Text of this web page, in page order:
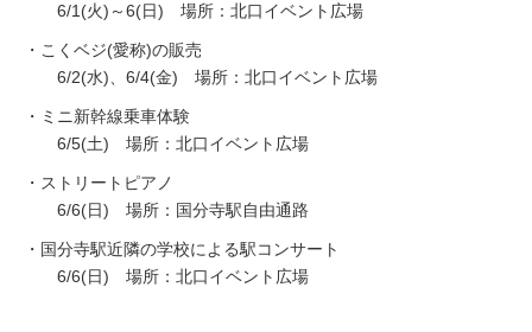
6/1(火)～6(日) 場所：北口イベント広場
・こくベジ(愛称)の販売
6/2(水)、6/4(金) 場所：北口イベント広場
・ミニ新幹線乗車体験
6/5(土) 場所：北口イベント広場
・ストリートピアノ
6/6(日) 場所：国分寺駅自由通路
・国分寺駅近隣の学校による駅コンサート
6/6(日) 場所：北口イベント広場